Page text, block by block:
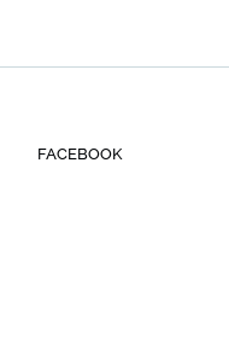
FACEBOOK